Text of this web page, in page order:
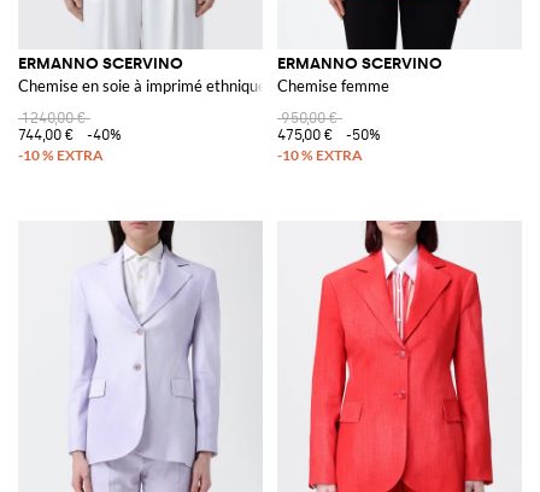
ERMANNO SCERVINO
Chemise en soie à imprimé ethnique
1 240,00 €
744,00 €
-40%
ERMANNO SCERVINO
Chemise femme
950,00 €
475,00 €
-50%